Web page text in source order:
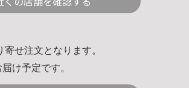
せ注文となります。
け予定です。